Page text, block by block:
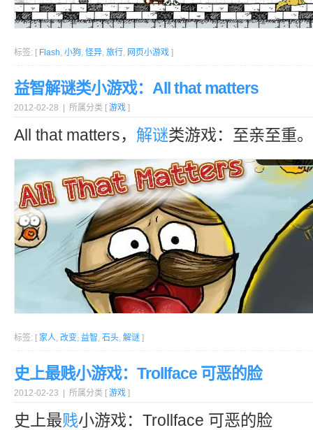
标签: [ Flash, 小狗, 怪异, 旅行, 网页小游戏 ]
益智解谜类小游戏：All that matters
2012-02-28 | 所属分类 [ 游戏 ]
All that matters， 解谜类游戏：至亲至重。
标签: [ 家人, 改变, 益智, 石头, 解谜 ]
史上最贱小游戏：Trollface 可恶的脸
2012-02-23 | 所属分类 [ 游戏 ]
史上最贱小游戏：Trollface 可恶的脸